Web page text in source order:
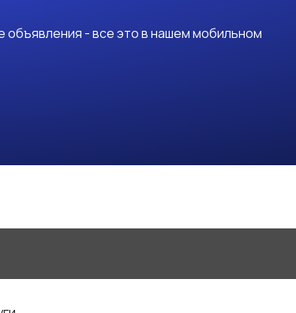
- все это в нашем мобильном